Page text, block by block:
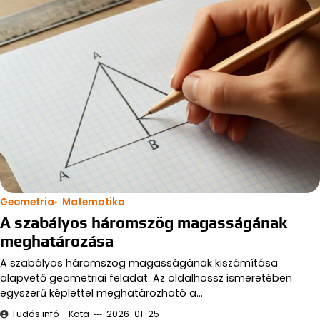
Geometria Matematika
A szabályos háromszög magasságának
meghatározása
A szabályos háromszög magasságának kiszámítása
alapvető geometriai feladat. Az oldalhossz ismeretében
egyszerű képlettel meghatározható a…
Tudás infó - Kata 2026-01-25